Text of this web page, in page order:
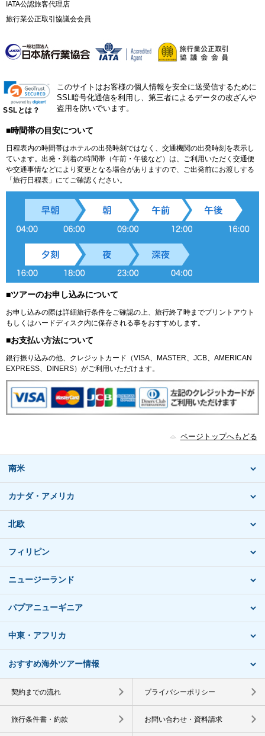
IATA公認旅客代理店
旅行業公正取引協議会会員
SSLとは？
このサイトはお客様の個人情報を安全に送受信するために
SSL暗号化通信を利用し、第三者によるデータの改ざんや
盗用を防いでいます。
■時間帯の目安について
日程表内の時間帯はホテルの出発時刻ではなく、交通機関の出発時刻を表示し
ています。出発・到着の時間帯（午前・午後など）は、ご利用いただく交通便
や交通事情などにより変更となる場合がありますので、ご出発前にお渡しする
「旅行日程表」にてご確認ください。
■ツアーのお申し込みについて
お申し込みの際は詳細旅行条件をご確認の上、旅行終了時までプリントアウト
もしくはハードディスク内に保存される事をおすすめします。
■お支払い方法について
銀行振り込みの他、クレジットカード（VISA、MASTER、JCB、AMERICAN
EXPRESS、DINERS）がご利用いただけます。
ページトップへもどる
南米
カナダ・アメリカ
北欧
フィリピン
ニュージーランド
パプアニューギニア
中東・アフリカ
おすすめ海外ツアー情報
契約までの流れ プライバシーポリシー
旅行条件書・約款 お問い合わせ・資料請求